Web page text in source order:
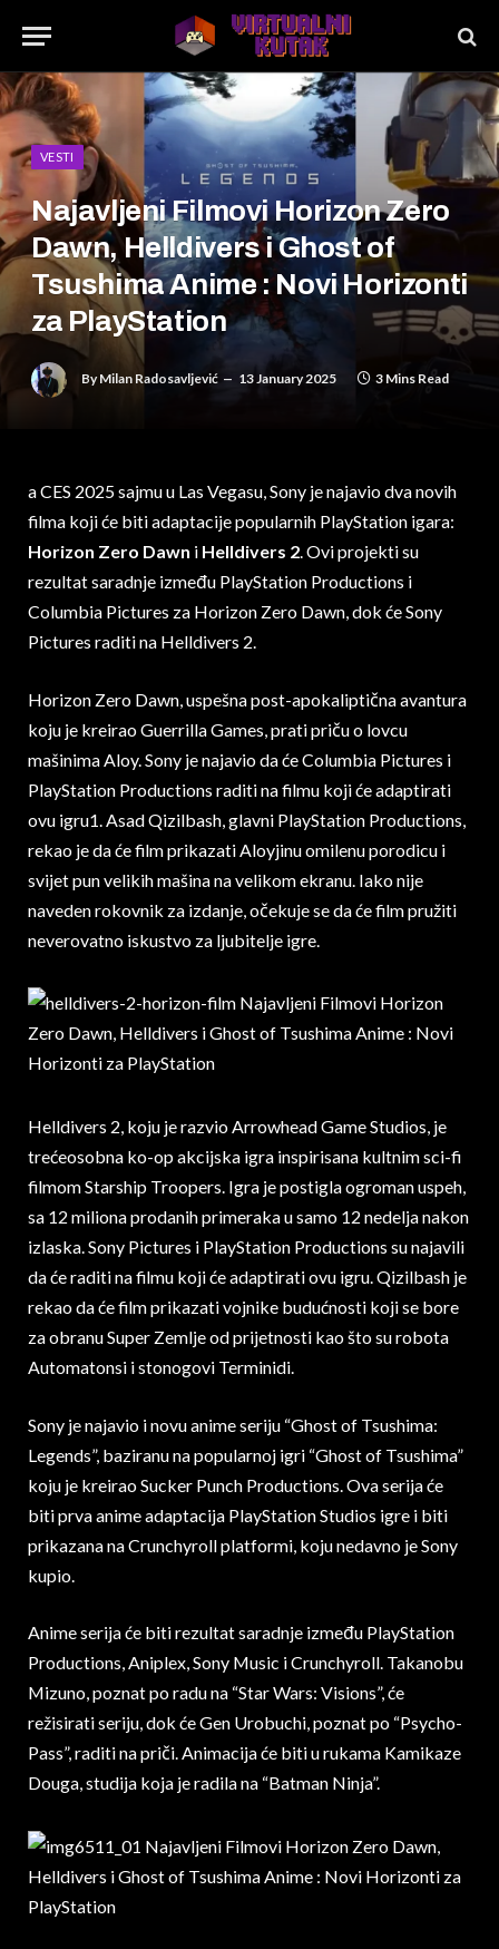
VESTI
Najavljeni Filmovi Horizon Zero
Dawn, Helldivers i Ghost of
Tsushima Anime : Novi Horizonti
za PlayStation
By Milan Radosavljević 13 January 2025 3 Mins Read
a CES 2025 sajmu u Las Vegasu, Sony je najavio dva novih
filma koji će biti adaptacije popularnih PlayStation igara:
Horizon Zero Dawn i Helldivers 2. Ovi projekti su
rezultat saradnje između PlayStation Productions i
Columbia Pictures za Horizon Zero Dawn, dok će Sony
Pictures raditi na Helldivers 2.
Horizon Zero Dawn, uspešna post-apokaliptična avantura
koju je kreirao Guerrilla Games, prati priču o lovcu
mašinima Aloy. Sony je najavio da će Columbia Pictures i
PlayStation Productions raditi na filmu koji će adaptirati
ovu igru1. Asad Qizilbash, glavni PlayStation Productions,
rekao je da će film prikazati Aloyjinu omilenu porodicu i
svijet pun velikih mašina na velikom ekranu. Iako nije
naveden rokovnik za izdanje, očekuje se da će film pružiti
neverovatno iskustvo za ljubitelje igre.
Helldivers 2, koju je razvio Arrowhead Game Studios, je
trećeosobna ko-op akcijska igra inspirisana kultnim sci-fi
filmom Starship Troopers. Igra je postigla ogroman uspeh,
sa 12 miliona prodanih primeraka u samo 12 nedelja nakon
izlaska. Sony Pictures i PlayStation Productions su najavili
da će raditi na filmu koji će adaptirati ovu igru. Qizilbash je
rekao da će film prikazati vojnike budućnosti koji se bore
za obranu Super Zemlje od prijetnosti kao što su robota
Automatonsi i stonogovi Terminidi.
Sony je najavio i novu anime seriju “Ghost of Tsushima:
Legends”, baziranu na popularnoj igri “Ghost of Tsushima”
koju je kreirao Sucker Punch Productions. Ova serija će
biti prva anime adaptacija PlayStation Studios igre i biti
prikazana na Crunchyroll platformi, koju nedavno je Sony
kupio.
Anime serija će biti rezultat saradnje između PlayStation
Productions, Aniplex, Sony Music i Crunchyroll. Takanobu
Mizuno, poznat po radu na “Star Wars: Visions”, će
režisirati seriju, dok će Gen Urobuchi, poznat po “Psycho-
Pass”, raditi na priči. Animacija će biti u rukama Kamikaze
Douga, studija koja je radila na “Batman Ninja”.